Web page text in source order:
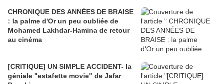
CHRONIQUE DES ANNÉES DE BRAISE
: la palme d'Or un peu oubliée de
Mohamed Lakhdar-Hamina de retour
au cinéma
[CRITIQUE] UN SIMPLE ACCIDENT- la
géniale "estafette movie" de Jafar